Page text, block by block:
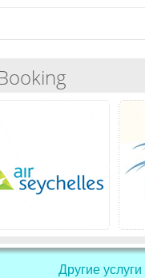
Другие услуги